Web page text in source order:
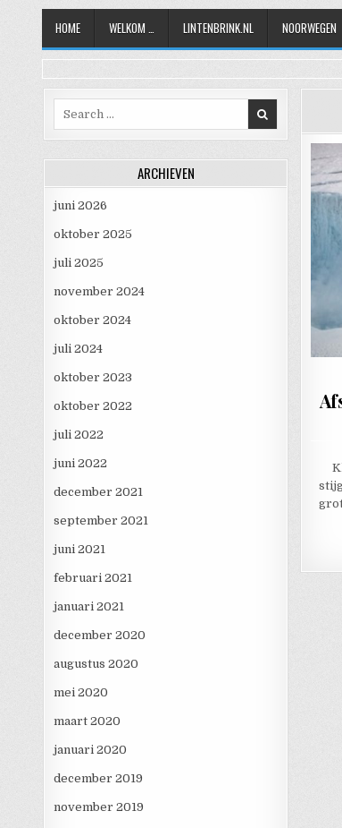
HOME WELKOM … LINTENBRINK.NL NOORWEGEN
Search for:
ARCHIEVEN
juni 2026
oktober 2025
juli 2025
november 2024
oktober 2024
juli 2024
oktober 2023
oktober 2022
juli 2022
juni 2022
december 2021
september 2021
juni 2021
februari 2021
januari 2021
december 2020
augustus 2020
mei 2020
maart 2020
januari 2020
december 2019
november 2019